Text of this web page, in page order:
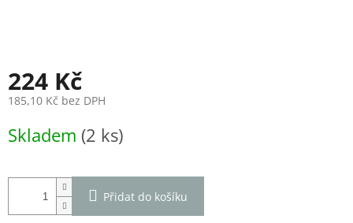
224 Kč
185,10 Kč bez DPH
cena:
Skladem (2 ks)
Přidat do košíku